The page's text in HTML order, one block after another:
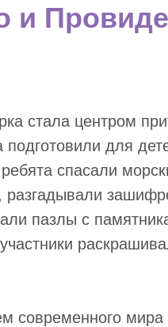
и
стала центром
подготовили для
спасали
разгадывали
пазлы с
современного